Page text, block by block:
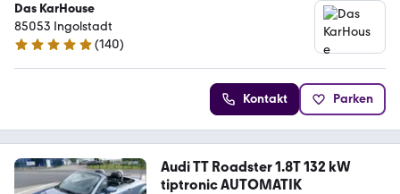
Das KarHouse
85053 Ingolstadt
5 Sterne
(140)
Kontakt Parken
Audi TT Roadster 1.8T 132 kW
tiptronic AUTOMATIK